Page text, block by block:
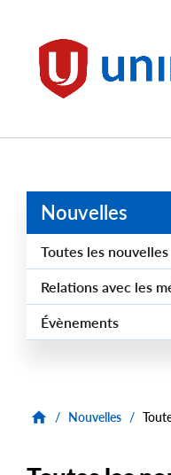
Unifor
Nouvelles
Toutes les nouvelles
Relations avec les
Évènements
/ Nouvelles /